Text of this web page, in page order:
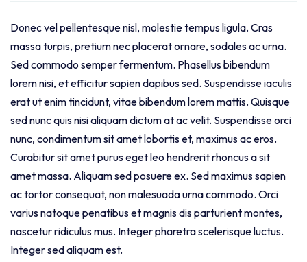
Donec vel pellentesque nisl, molestie tempus ligula. Cras
massa turpis, pretium nec placerat ornare, sodales ac urna.
Sed commodo semper fermentum. Phasellus bibendum
lorem nisi, et efficitur sapien dapibus sed. Suspendisse iaculis
erat ut enim tincidunt, vitae bibendum lorem mattis. Quisque
sed nunc quis nisi aliquam dictum at ac velit. Suspendisse orci
nunc, condimentum sit amet lobortis et, maximus ac eros.
Curabitur sit amet purus eget leo hendrerit rhoncus a sit
amet massa. Aliquam sed posuere ex. Sed maximus sapien
ac tortor consequat, non malesuada urna commodo. Orci
varius natoque penatibus et magnis dis parturient montes,
nascetur ridiculus mus. Integer pharetra scelerisque luctus.
Integer sed aliquam est.